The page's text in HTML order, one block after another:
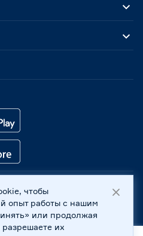
-2026, 236029, г. Калининград,
КПП 390601001 ©
данных
чтобы
опыт работы с нашим
или продолжая
их